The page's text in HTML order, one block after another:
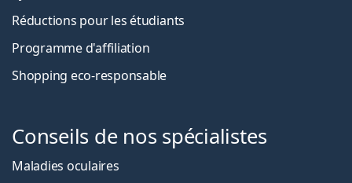
Réductions pour les étudiants
Programme d'affiliation
Shopping eco-responsable
Conseils de nos spécialistes
Maladies oculaires